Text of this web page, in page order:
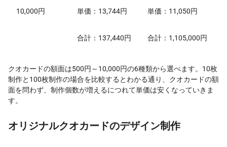
10,000円 単価：13,744円 単価：11,050円
合計：137,440円 合計：1,105,000円
クオカードの額面は500円～10,000円の6種類から選べます。10枚
制作と100枚制作の場合を比較するとわかる通り、クオカードの額
面を問わず、制作個数が増えるにつれて単価は安くなっていきま
す。
オリジナルクオカードのデザイン制作